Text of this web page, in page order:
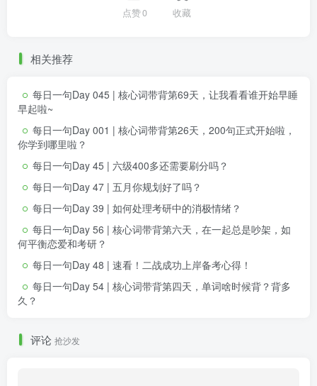
点赞0 收藏
相关推荐
每日一句Day 045 | 核心词带背第69天，让我看看谁开始早睡
早起啦~
每日一句Day 001 | 核心词带背第26天，200句正式开始啦，
你学到哪里啦？
每日一句Day 45 | 六级400多还需要刷分吗？
每日一句Day 47 | 五月你规划好了吗？
每日一句Day 39 | 如何处理考研中的消极情绪？
每日一句Day 56 | 核心词带背第六天，在一起总是吵架，如
何平衡恋爱和考研？
每日一句Day 48 | 速看！二战成功上岸备考心得！
每日一句Day 54 | 核心词带背第四天，单词啥时候背？背多
久？
评论 抢沙发